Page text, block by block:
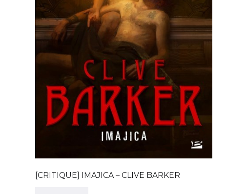
[CRITIQUE] IMAJICA – CLIVE BARKER